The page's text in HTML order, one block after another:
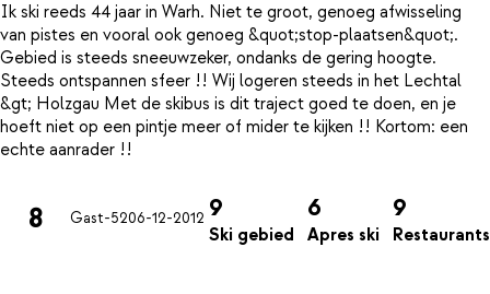
Ik ski reeds 44 jaar in Warh. Niet te groot, genoeg afwisseling
van pistes en vooral ook genoeg &quot;stop-plaatsen&quot;.
Gebied is steeds sneeuwzeker, ondanks de gering hoogte.
Steeds ontspannen sfeer !! Wij logeren steeds in het Lechtal
&gt; Holzgau Met de skibus is dit traject goed te doen, en je
hoeft niet op een pintje meer of mider te kijken !! Kortom: een
8 Gast-5206-12-2012 9
Ski gebied
6
Apres ski
9
Restaurants